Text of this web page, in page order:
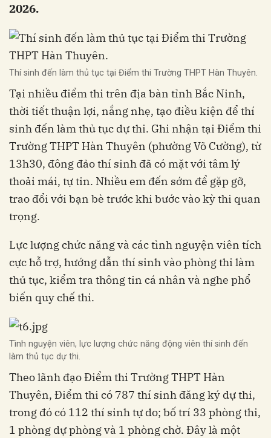
2026.
Thí sinh đến làm thủ tục tại Điểm thi Trường THPT Hàn Thuyên.
Tại nhiều điểm thi trên địa bàn tỉnh Bắc Ninh,
thời tiết thuận lợi, nắng nhẹ, tạo điều kiện để thí
sinh đến làm thủ tục dự thi. Ghi nhận tại Điểm thi
Trường THPT Hàn Thuyên (phường Võ Cường), từ
13h30, đông đảo thí sinh đã có mặt với tâm lý
thoải mái, tự tin. Nhiều em đến sớm để gặp gỡ,
trao đổi với bạn bè trước khi bước vào kỳ thi quan
trọng.
Lực lượng chức năng và các tình nguyện viên tích
cực hỗ trợ, hướng dẫn thí sinh vào phòng thi làm
thủ tục, kiểm tra thông tin cá nhân và nghe phổ
biến quy chế thi.
Tình nguyện viên, lực lượng chức năng động viên thí sinh đến
làm thủ tục dự thi.
Theo lãnh đạo Điểm thi Trường THPT Hàn
Thuyên, Điểm thi có 787 thí sinh đăng ký dự thi,
trong đó có 112 thí sinh tự do; bố trí 33 phòng thi,
1 phòng dự phòng và 1 phòng chờ. Đây là một